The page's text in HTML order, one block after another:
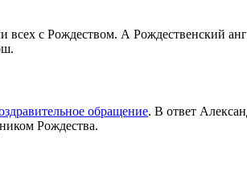
всех с Рождеством. А Рождественский
обращение. В ответ
Рождества.